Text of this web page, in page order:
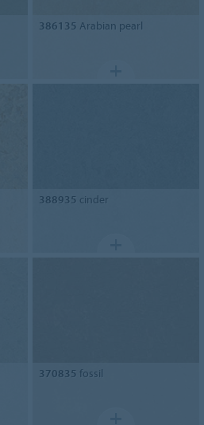
386135 Arabian pearl
388935 cinder
370835 fossil